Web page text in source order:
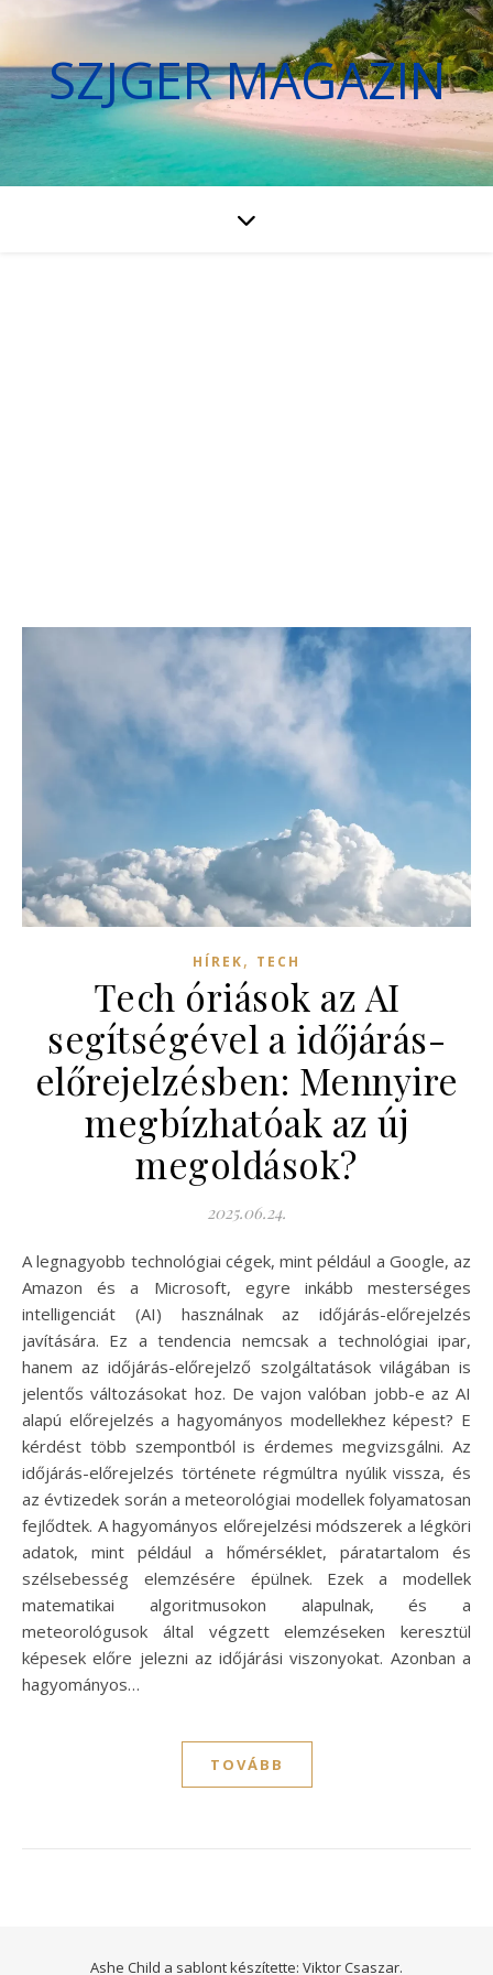
SZJGER MAGAZIN
HÍREK, TECH
Tech óriások az AI
segítségével a időjárás-
előrejelzésben: Mennyire
megbízhatóak az új
megoldások?
2025.06.24.
A legnagyobb technológiai cégek, mint például a Google, az
Amazon és a Microsoft, egyre inkább mesterséges
intelligenciát (AI) használnak az időjárás-előrejelzés
javítására. Ez a tendencia nemcsak a technológiai ipar,
hanem az időjárás-előrejelző szolgáltatások világában is
jelentős változásokat hoz. De vajon valóban jobb-e az AI
alapú előrejelzés a hagyományos modellekhez képest? E
kérdést több szempontból is érdemes megvizsgálni. Az
időjárás-előrejelzés története régmúltra nyúlik vissza, és
az évtizedek során a meteorológiai modellek folyamatosan
fejlődtek. A hagyományos előrejelzési módszerek a légköri
adatok, mint például a hőmérséklet, páratartalom és
szélsebesség elemzésére épülnek. Ezek a modellek
matematikai algoritmusokon alapulnak, és a
meteorológusok által végzett elemzéseken keresztül
képesek előre jelezni az időjárási viszonyokat. Azonban a
hagyományos…
TOVÁBB
Ashe Child a sablont készítette: Viktor Csaszar.